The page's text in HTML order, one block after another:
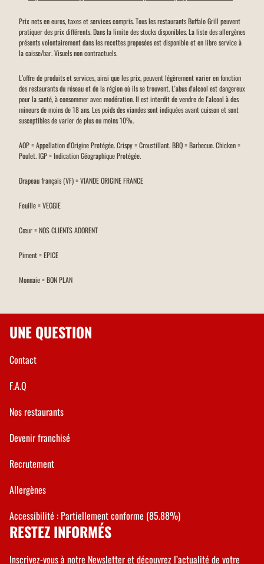
Prix nets en euros, taxes et services compris. Tous les restaurants Buffalo Grill peuvent
pratiquer des prix différents. Dans la limite des stocks disponibles. La liste des allergènes
présents volontairement dans les recettes proposées est disponible et en libre service à
la caisse/bar. Visuels non contractuels.
L’offre de produits et services, ainsi que les prix, peuvent légèrement varier en fonction
des restaurants du réseau et de la région où ils se trouvent. L'abus d'alcool est dangereux
pour la santé, à consommer avec modération. Il est interdit de vendre de l'alcool à des
mineurs de moins de 18 ans. Les poids des viandes sont indiquées avant cuisson et sont
susceptibles de varier de plus ou moins 10%.
AOP = Appellation d'Origine Protégée. Crispy = Croustillant. BBQ = Barbecue. Chicken =
Poulet. IGP = Indication Géographique Protégée.
Drapeau français (VF) = VIANDE ORIGINE FRANCE
Feuille = VEGGIE
Cœur = NOS CLIENTS ADORENT
Piment = EPICE
Monnaie = BON PLAN
UNE QUESTION
Contact
F.A.Q
Nos restaurants
Devenir franchisé
Recrutement
Allergènes
Accessibilité : Partiellement conforme (85.88%)
RESTEZ INFORMÉS
Inscrivez-vous à notre Newsletter et découvrez l’actualité de votre